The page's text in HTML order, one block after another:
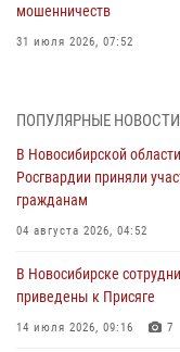
мошенничеств
31 июля 2026, 07:52
При силовой
пресечена
в сфере страхования
В Новосибирске
Росгвардии задержан
ПОПУЛЯРНЫЕ НОВОСТИ
В Новосибирской
Росгвардии приняли
гражданам
04 августа 2026, 04:52
В Новосибирске
приведены к Присяге
14 июля 2026, 09:16 7